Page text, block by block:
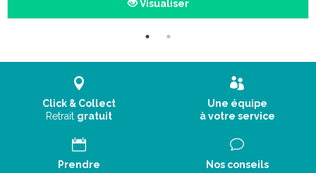
Visualiser
Click & Collect
Retrait gratuit
Une équipe
à votre service
Prendre
Nos conseils